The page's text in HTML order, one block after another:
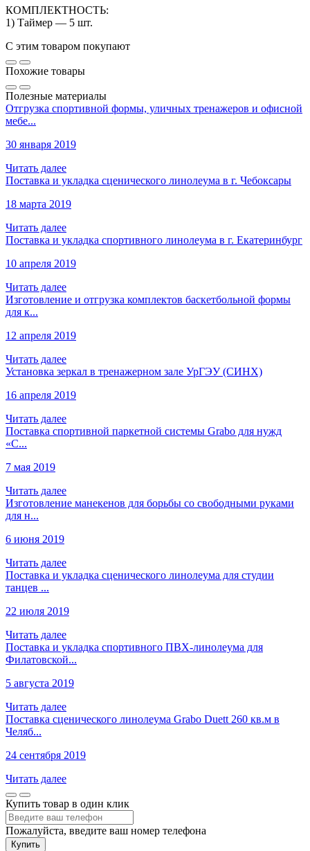
КОМПЛЕКТНОСТЬ:
1) Таймер — 5 шт.
С этим товаром покупают
Похожие товары
Полезные материалы
Отгрузка спортивной формы, уличных тренажеров и офисной
мебе...
30 января 2019
Читать далее
Поставка и укладка сценического линолеума в г. Чебоксары
18 марта 2019
Читать далее
Поставка и укладка спортивного линолеума в г. Екатеринбург
10 апреля 2019
Читать далее
Изготовление и отгрузка комплектов баскетбольной формы
для к...
12 апреля 2019
Читать далее
Установка зеркал в тренажерном зале УрГЭУ (СИНХ)
16 апреля 2019
Читать далее
Поставка спортивной паркетной системы Grabo для нужд
«С...
7 мая 2019
Читать далее
Изготовление манекенов для борьбы со свободными руками
для н...
6 июня 2019
Читать далее
Поставка и укладка сценического линолеума для студии
танцев ...
22 июля 2019
Читать далее
Поставка и укладка спортивного ПВХ-линолеума для
Филатовской...
5 августа 2019
Читать далее
Поставка сценического линолеума Grabo Duett 260 кв.м в
Челяб...
24 сентября 2019
Читать далее
Купить товар в один клик
Пожалуйста, введите ваш номер телефона
Купить